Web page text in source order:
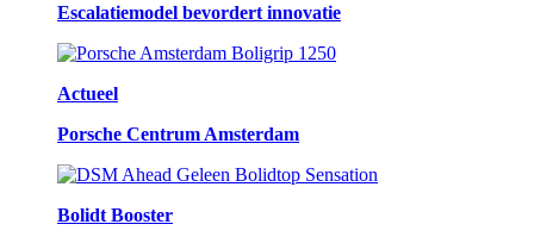
Escalatiemodel bevordert innovatie
Actueel
Porsche Centrum Amsterdam
Bolidt Booster